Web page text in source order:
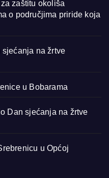
zaštitu okoliša
o područjima priride koja
na žrtve
u Bobarama
Dan sjećanja na žrtve
u Općoj